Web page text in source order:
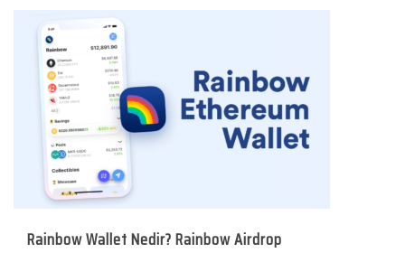
Rainbow Wallet Nedir? Rainbow Airdrop